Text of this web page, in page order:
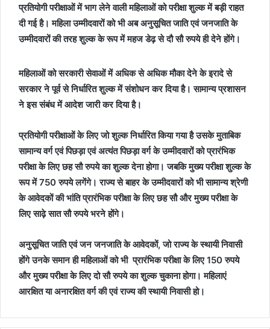
प्रतियोगी परीक्षाओं में भाग लेने वाली महिलाओं को परीक्षा शुल्क में बड़ी राहत
दी गई है। महिला उम्मीदवारों को भी अब अनुसूचित जाति एवं जनजाति के
उम्मीदवारों की तरह शुल्क के रूप में महज डेढ़ से दौ सौ रुपये ही देने होंगे।
महिलाओं को सरकारी सेवाओं में अधिक से अधिक मौका देने के इरादे से
सरकार ने पूर्व से निर्धारित शुल्क में संशोधन कर दिया है। सामान्य प्रशासन
ने इस संबंध में आदेश जारी कर दिया है।
प्रतियोगी परीक्षाओं के लिए जो शुल्क निर्धारित किया गया है उसके मुताबिक
सामान्य वर्ग एवं पिछड़ा एवं अत्यंत पिछड़ा वर्ग के उम्मीदवारों को प्रारंभिक
परीक्षा के लिए छह सौ रुपये का शुल्क देना होगा। जबकि मुख्य परीक्षा शुल्क के
रूप में 750 रुपये लगेंगे। राज्य से बाहर के उम्मीदवारों को भी सामान्य श्रेणी
के आवेदकों की भांति प्रारंभिक परीक्षा के लिए छह सौ और मुख्य परीक्षा के
लिए साढ़े सात सौ रुपये भरने होंगे।
अनुसूचित जाति एवं जन जनजाति के आवेदकों, जो राज्य के स्थायी निवासी
होंगे उनके समान ही महिलाओं को भी प्रारंभिक परीक्षा के लिए 150 रुपये
और मुख्य परीक्षा के लिए दो सौ रुपये का शुल्क चुकाना होगा। महिलाएं
आरक्षित या अनारक्षित वर्ग की एवं राज्य की स्थायी निवासी हो।